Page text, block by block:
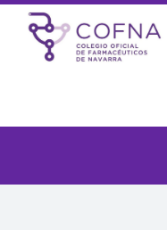
Skip
content